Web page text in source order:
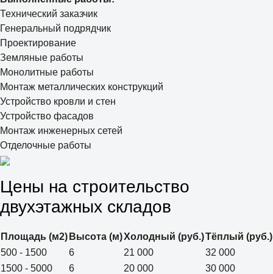
Технический заказчик
Генеральный подрядчик
Проектирование
Земляные работы
Монолитные работы
Монтаж металлических конструкций
Устройство кровли и стен
Устройство фасадов
Монтаж инженерных сетей
Отделочные работы
Цены на строительство
двухэтажных складов
Площадь (м2) Высота (м)Холодный (руб.)Тёплый (руб.)
500 - 1500
6 21 000
32 000
1500 - 5000
6 20 000
30 000